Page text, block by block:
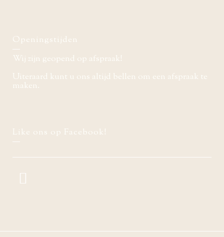
Openingstijden
Wij zijn geopend op afspraak!
Uiteraard kunt u ons altijd bellen om een afspraak te
maken.
Like ons op Facebook!